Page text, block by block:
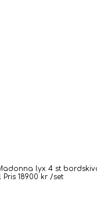
lyx 4 st
18900 kr /set